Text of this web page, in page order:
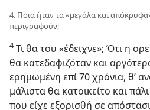
4. Ποια ήταν τα «μεγάλα και
περιγραφούν;
4Τι θα του «έδειχνε»; Ότι η
θα κατεδαφιζόταν και
ερημωμένη επί 70 χρόνια, θ’
μάλιστα θα κατοικείτο και
που είχε εξορισθή σε